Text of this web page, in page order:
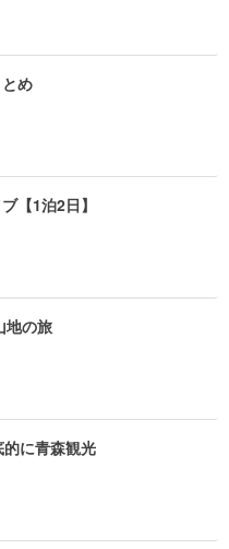
め
【1泊2日】
地の旅
的に青森観光